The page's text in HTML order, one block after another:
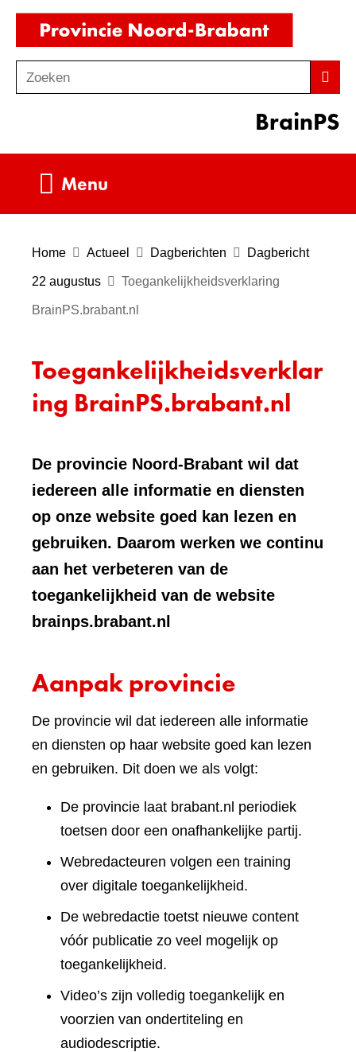
Ga
de
inhoud
o
Zoeken
BrainPS
Menu
Home Actueel Dagberichten Dagbericht
22 augustus Toegankelijkheidsverklaring
BrainPS.brabant.nl
Toegankelijkheidsverklar
ing BrainPS.brabant.nl
De provincie Noord-Brabant wil dat
iedereen alle informatie en diensten
op onze website goed kan lezen en
gebruiken. Daarom werken we continu
aan het verbeteren van de
toegankelijkheid van de website
brainps.brabant.nl
Aanpak provincie
De provincie wil dat iedereen alle informatie
en diensten op haar website goed kan lezen
en gebruiken. Dit doen we als volgt:
De provincie laat brabant.nl periodiek
toetsen door een onafhankelijke partij.
Webredacteuren volgen een training
over digitale toegankelijkheid.
De webredactie toetst nieuwe content
vóór publicatie zo veel mogelijk op
toegankelijkheid.
Video’s zijn volledig toegankelijk en
voorzien van ondertiteling en
audiodescriptie.